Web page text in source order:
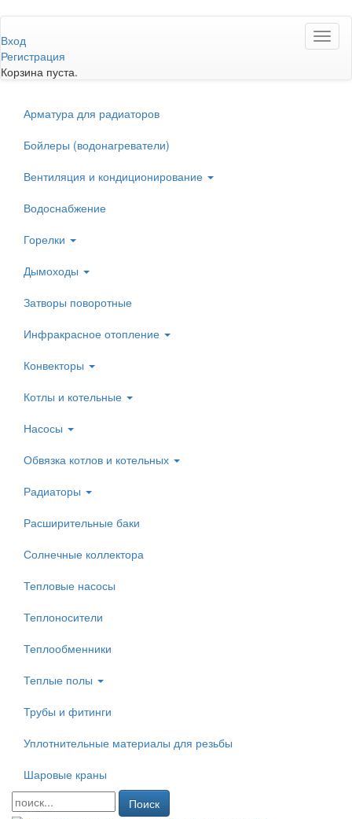
к
основному
содержанию
Вход
Регистрация
Корзина пуста.
Арматура для радиаторов
Бойлеры (водонагреватели)
Вентиляция и кондиционирование
Водоснабжение
Горелки
Дымоходы
Затворы поворотные
Инфракрасное отопление
Конвекторы
Котлы и котельные
Насосы
Обвязка котлов и котельных
Радиаторы
Расширительные баки
Солнечные коллектора
Тепловые насосы
Теплоносители
Теплообменники
Теплые полы
Трубы и фитинги
Уплотнительные материалы для резьбы
Шаровые краны
Поиск